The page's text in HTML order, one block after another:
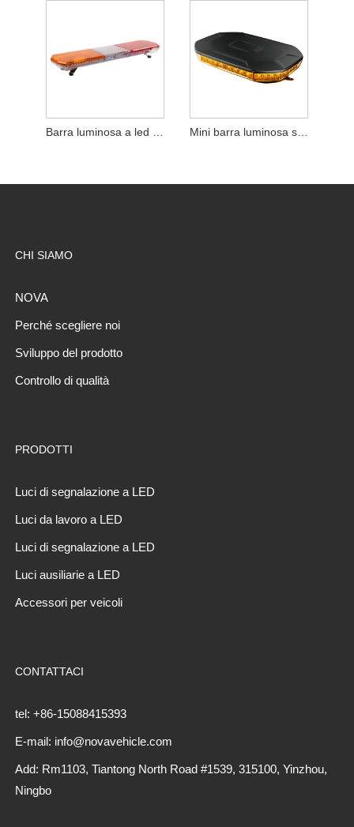
Mini barra luminosa sul tetto
CHI SIAMO
NOVA
Perché scegliere noi
Sviluppo del prodotto
Controllo di qualità
PRODOTTI
Luci di segnalazione a LED
Luci da lavoro a LED
Luci di segnalazione a LED
Luci ausiliarie a LED
Accessori per veicoli
CONTATTACI
tel: +86-15088415393
E-mail: info@novavehicle.com
Add: Rm1103, Tiantong North Road #1539, 315100, Yinzhou,
Ningbo